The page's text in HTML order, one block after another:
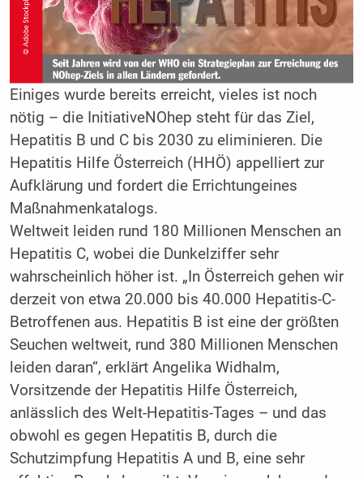
Einiges wurde bereits erreicht, vieles ist noch
nötig – die InitiativeNOhep steht für das Ziel,
Hepatitis B und C bis 2030 zu eliminieren. Die
Hepatitis Hilfe Österreich (HHÖ) appelliert zur
Aufklärung und fordert die Errichtungeines
Maßnahmenkatalogs.
Weltweit leiden rund 180 Millionen Menschen an
Hepatitis C, wobei die Dunkelziffer sehr
wahrscheinlich höher ist. „In Österreich gehen wir
derzeit von etwa 20.000 bis 40.000 Hepatitis-C-
Betroffenen aus. Hepatitis B ist eine der größten
Seuchen weltweit, rund 380 Millionen Menschen
leiden daran“, erklärt Angelika Widhalm,
Vorsitzende der Hepatitis Hilfe Österreich,
anlässlich des Welt-Hepatitis-Tages – und das
obwohl es gegen Hepatitis B, durch die
Schutzimpfung Hepatitis A und B, eine sehr